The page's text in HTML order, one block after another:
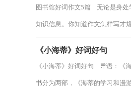
图书馆好词作文5篇 无论是身处
知识信息。你知道作文怎样写才
《小海蒂》好词好句
《小海蒂》好词好句 导语：《
书分为两部，《海蒂的学习和漫